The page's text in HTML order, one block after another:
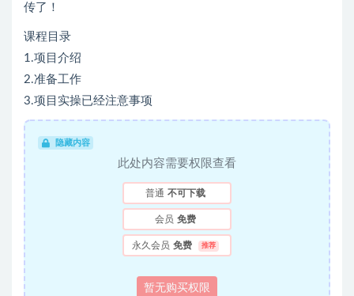
传了！
课程目录
1.项目介绍
2.准备工作
3.项目实操已经注意事项
隐藏内容
此处内容需要权限查看
普通 不可下载
会员 免费
永久会员 免费 推荐
暂无购买权限